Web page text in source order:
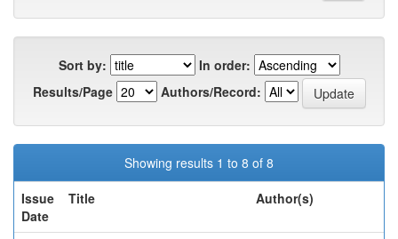
Sort by:
In order:
Results/Page
Authors/Record:
Showing results 1 to 8 of 8
Issue
Date
Title Author(s)